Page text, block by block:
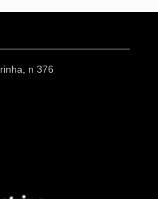
n 376